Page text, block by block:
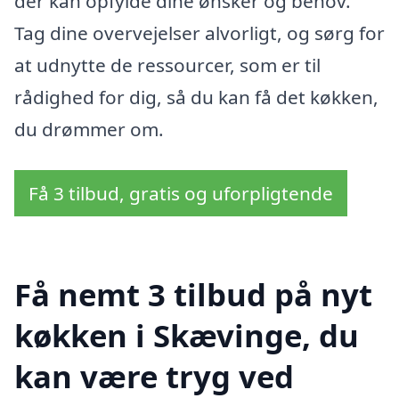
Tag dine overvejelser alvorligt, og sørg for
at udnytte de ressourcer, som er til
rådighed for dig, så du kan få det køkken,
du drømmer om.
Få 3 tilbud, gratis og uforpligtende
Få nemt 3 tilbud på nyt
køkken i Skævinge, du
kan være tryg ved